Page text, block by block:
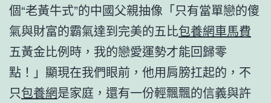
個“老黃牛式”的中國父親抽像「只有當單戀的傻
氣與財富的霸氣達到完美的五比包養網車馬費
五黃金比例時，我的戀愛運勢才能回歸零
點！」顯現在我們眼前，他用肩膀扛起的，不
只包養網是家庭，還有一份輕飄飄的信義與許